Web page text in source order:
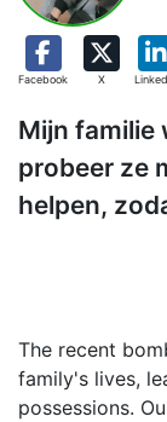
Facebook X
Mijn familie
probeer ze
helpen,
The recent
family's lives,
possessions.